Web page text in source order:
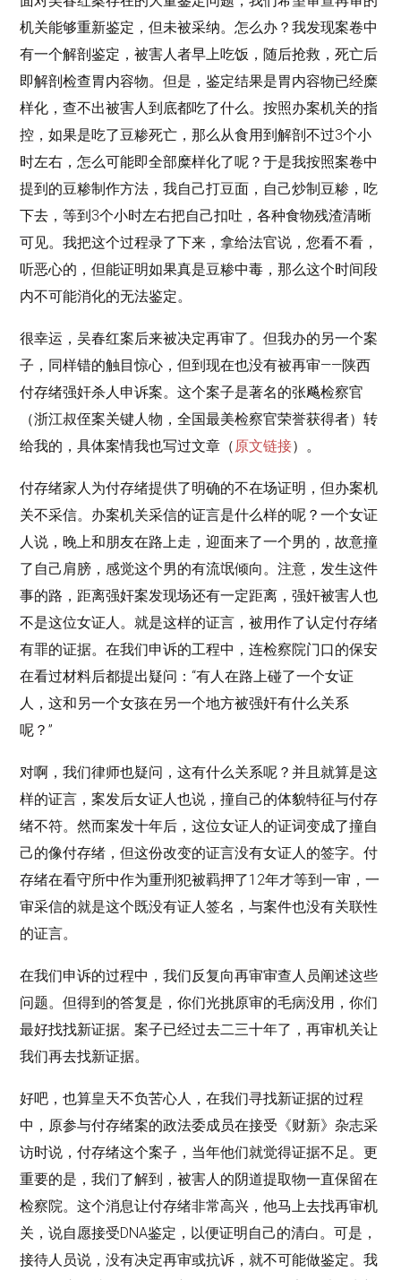
机关能够重新鉴定，但未被采纳。怎么办？我发现案卷中
有一个解剖鉴定，被害人者早上吃饭，随后抢救，死亡后
即解剖检查胃内容物。但是，鉴定结果是胃内容物已经糜
样化，查不出被害人到底都吃了什么。按照办案机关的指
控，如果是吃了豆糁死亡，那么从食用到解剖不过3个小
时左右，怎么可能即全部糜样化了呢？于是我按照案卷中
提到的豆糁制作方法，我自己打豆面，自己炒制豆糁，吃
下去，等到3个小时左右把自己扣吐，各种食物残渣清晰
可见。我把这个过程录了下来，拿给法官说，您看不看，
听恶心的，但能证明如果真是豆糁中毒，那么这个时间段
内不可能消化的无法鉴定。
很幸运，吴春红案后来被决定再审了。但我办的另一个案
子，同样错的触目惊心，但到现在也没有被再审——陕西
付存绪强奸杀人申诉案。这个案子是著名的张飚检察官
（浙江叔侄案关键人物，全国最美检察官荣誉获得者）转
给我的，具体案情我也写过文章（原文链接）。
付存绪家人为付存绪提供了明确的不在场证明，但办案机
关不采信。办案机关采信的证言是什么样的呢？一个女证
人说，晚上和朋友在路上走，迎面来了一个男的，故意撞
了自己肩膀，感觉这个男的有流氓倾向。注意，发生这件
事的路，距离强奸案发现场还有一定距离，强奸被害人也
不是这位女证人。就是这样的证言，被用作了认定付存绪
有罪的证据。在我们申诉的工程中，连检察院门口的保安
在看过材料后都提出疑问：“有人在路上碰了一个女证
人，这和另一个女孩在另一个地方被强奸有什么关系
呢？”
对啊，我们律师也疑问，这有什么关系呢？并且就算是这
样的证言，案发后女证人也说，撞自己的体貌特征与付存
绪不符。然而案发十年后，这位女证人的证词变成了撞自
己的像付存绪，但这份改变的证言没有女证人的签字。付
存绪在看守所中作为重刑犯被羁押了12年才等到一审，一
审采信的就是这个既没有证人签名，与案件也没有关联性
的证言。
在我们申诉的过程中，我们反复向再审审查人员阐述这些
问题。但得到的答复是，你们光挑原审的毛病没用，你们
最好找找新证据。案子已经过去二三十年了，再审机关让
我们再去找新证据。
好吧，也算皇天不负苦心人，在我们寻找新证据的过程
中，原参与付存绪案的政法委成员在接受《财新》杂志采
访时说，付存绪这个案子，当年他们就觉得证据不足。更
重要的是，我们了解到，被害人的阴道提取物一直保留在
检察院。这个消息让付存绪非常高兴，他马上去找再审机
关，说自愿接受DNA鉴定，以便证明自己的清白。可是，
接待人员说，没有决定再审或抗诉，就不可能做鉴定。我